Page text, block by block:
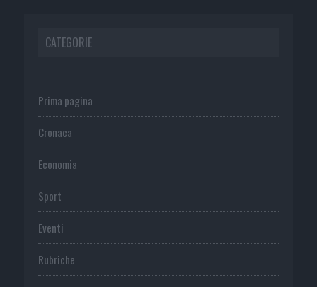
CATEGORIE
Prima pagina
Cronaca
Economia
Sport
Eventi
Rubriche